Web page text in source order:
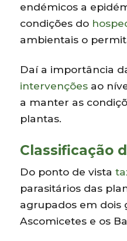
endémicos a
condições do
ambientais o
Daí a importância
intervenções ao
a manter as
plantas.
Classificação
Do ponto de vista
parasitários das
agrupados em dois
Ascomicetes e os